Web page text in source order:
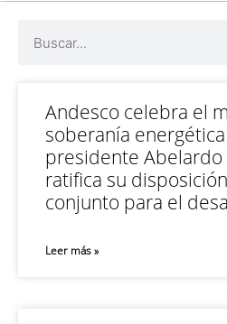
Andesco celebra el
soberanía
presidente Abelardo
ratifica su
conjunto para el
Leer más »